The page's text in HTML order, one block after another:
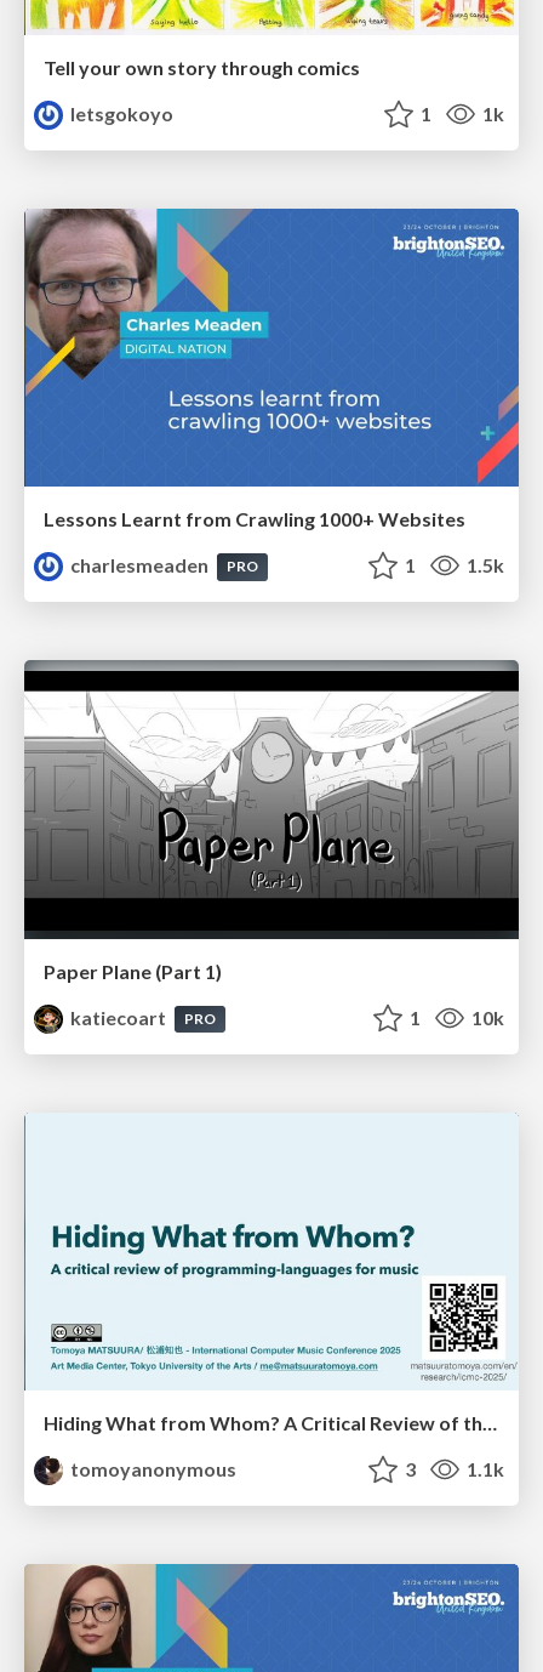
Tell your own story through comics
letsgokoyo
1 1k
Lessons Learnt from Crawling 1000+ Websites
charlesmeaden
PRO 1 1.5k
Paper Plane (Part 1)
katiecoart
PRO 1 10k
Hiding What from Whom? A Critical Review of the History of Programming languages for Music
tomoyanonymous
3 1.1k